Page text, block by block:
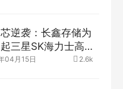
逆袭：长鑫存储为
三星SK海力士高度
04月15日 2.6k